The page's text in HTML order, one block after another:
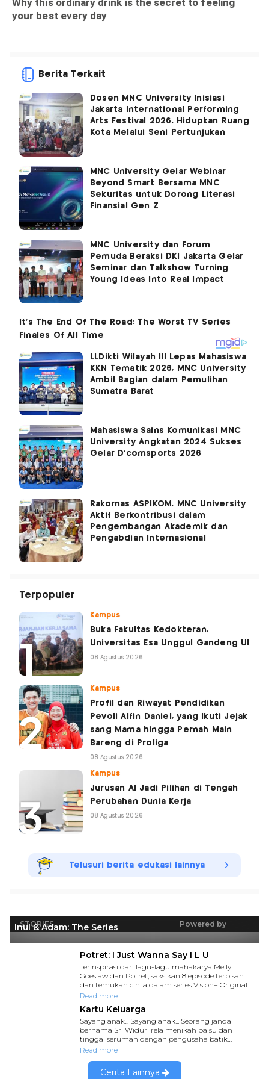
Berita Terkait
Dosen MNC University Inisiasi
Jakarta International Performing
Arts Festival 2026, Hidupkan Ruang
Kota Melalui Seni Pertunjukan
MNC University Gelar Webinar
Beyond Smart Bersama MNC
Sekuritas untuk Dorong Literasi
Finansial Gen Z
MNC University dan Forum
Pemuda Beraksi DKI Jakarta Gelar
Seminar dan Talkshow Turning
Young Ideas Into Real Impact
LLDikti Wilayah III Lepas Mahasiswa
KKN Tematik 2026, MNC University
Ambil Bagian dalam Pemulihan
Sumatra Barat
Mahasiswa Sains Komunikasi MNC
University Angkatan 2024 Sukses
Gelar D'comsports 2026
Rakornas ASPIKOM, MNC University
Aktif Berkontribusi dalam
Pengembangan Akademik dan
Pengabdian Internasional
Terpopuler
Kampus
Buka Fakultas Kedokteran,
Universitas Esa Unggul Gandeng UI
08 Agustus 2026
Kampus
Profil dan Riwayat Pendidikan
Pevoli Alfin Daniel, yang Ikuti Jejak
sang Mama hingga Pernah Main
Bareng di Proliga
08 Agustus 2026
Kampus
Jurusan AI Jadi Pilihan di Tengah
Perubahan Dunia Kerja
08 Agustus 2026
Telusuri berita edukasi lainnya